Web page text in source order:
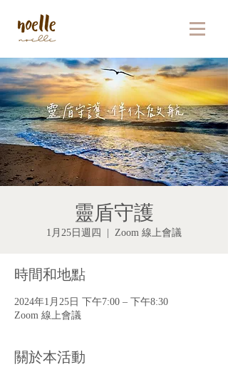
靈盾守護
1月25日週四 Zoom 線上會議
時間和地點
2024年1月25日 下午7:00 – 下午8:30
Zoom 線上會議
關於本活動